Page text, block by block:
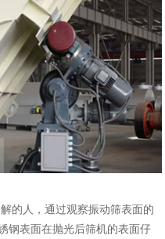
的人，通过观察振动筛表面的
钢表面在抛光后筛机的表面仔